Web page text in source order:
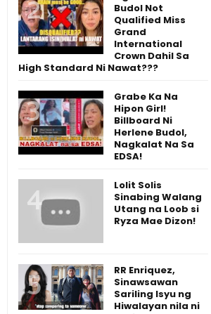
Budol Not
Qualified Miss
Grand
International
Crown Dahil Sa
High Standard Ni Nawat???
Grabe Ka Na
Hipon Girl!
Billboard Ni
Herlene Budol,
Nagkalat Na Sa
EDSA!
Lolit Solis
Sinabing Walang
Utang na Loob si
Ryza Mae Dizon!
RR Enriquez,
Sinawsawan
Sariling Isyu ng
Hiwalayan nila ni